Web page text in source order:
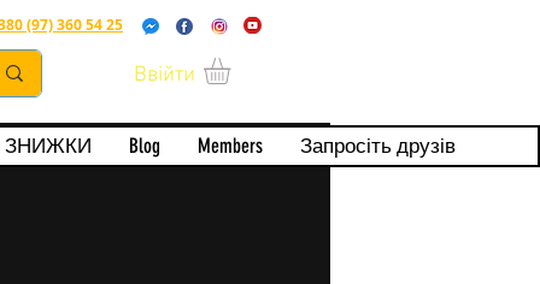
(97) 360 54 25
Ввійти
ЗНИЖКИ Blog Members Запросіть друзів